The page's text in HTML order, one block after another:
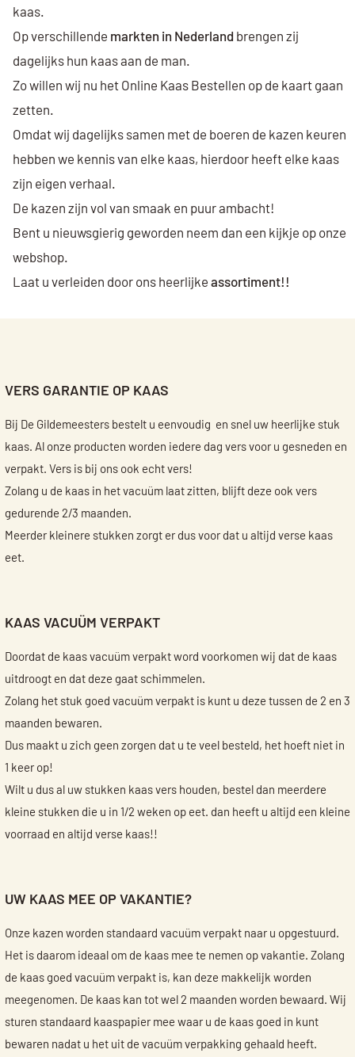
kaas.
Op verschillende markten in Nederland brengen zij
dagelijks hun kaas aan de man.
Zo willen wij nu het Online Kaas Bestellen op de kaart gaan
zetten.
Omdat wij dagelijks samen met de boeren de kazen keuren
hebben we kennis van elke kaas, hierdoor heeft elke kaas
zijn eigen verhaal.
De kazen zijn vol van smaak en puur ambacht!
Bent u nieuwsgierig geworden neem dan een kijkje op onze
webshop.
Laat u verleiden door ons heerlijke assortiment!!
VERS GARANTIE OP KAAS
Bij De Gildemeesters bestelt u eenvoudig en snel uw heerlijke stuk
kaas. Al onze producten worden iedere dag vers voor u gesneden en
verpakt. Vers is bij ons ook echt vers!
Zolang u de kaas in het vacuüm laat zitten, blijft deze ook vers
gedurende 2/3 maanden.
Meerder kleinere stukken zorgt er dus voor dat u altijd verse kaas
eet.
KAAS VACUÜM VERPAKT
Doordat de kaas vacuüm verpakt word voorkomen wij dat de kaas
uitdroogt en dat deze gaat schimmelen.
Zolang het stuk goed vacuüm verpakt is kunt u deze tussen de 2 en 3
maanden bewaren.
Dus maakt u zich geen zorgen dat u te veel besteld, het hoeft niet in
1 keer op!
Wilt u dus al uw stukken kaas vers houden, bestel dan meerdere
kleine stukken die u in 1/2 weken op eet. dan heeft u altijd een kleine
voorraad en altijd verse kaas!!
UW KAAS MEE OP VAKANTIE?
Onze kazen worden standaard vacuüm verpakt naar u opgestuurd.
Het is daarom ideaal om de kaas mee te nemen op vakantie. Zolang
de kaas goed vacuüm verpakt is, kan deze makkelijk worden
meegenomen. De kaas kan tot wel 2 maanden worden bewaard. Wij
sturen standaard kaaspapier mee waar u de kaas goed in kunt
bewaren nadat u het uit de vacuüm verpakking gehaald heeft.